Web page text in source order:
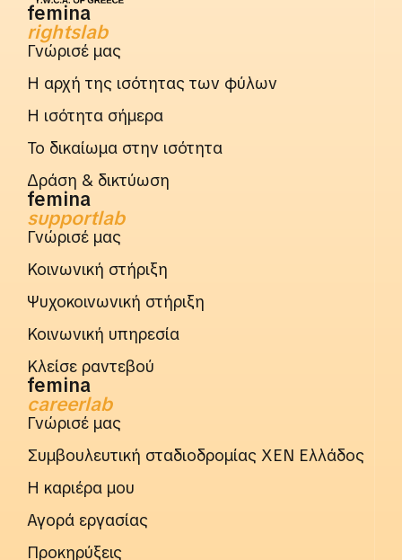
femina
rightslab
Γνώρισέ μας
Η αρχή της ισότητας των φύλων
Η ισότητα σήμερα
Το δικαίωμα στην ισότητα
Δράση & δικτύωση
femina
supportlab
Γνώρισέ μας
Κοινωνική στήριξη
Ψυχοκοινωνική στήριξη
Κοινωνική υπηρεσία
Κλείσε ραντεβού
femina
careerlab
Γνώρισέ μας
Συμβουλευτική σταδιοδρομίας ΧΕΝ Ελλάδος
Η καριέρα μου
Αγορά εργασίας
Προκηρύξεις